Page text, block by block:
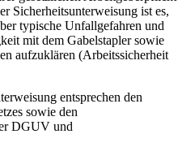
Sicherheitsunterweisung ist es,
typische Unfallgefahren und
mit dem Gabelstapler sowie
aufzuklären (Arbeitssicherheit
entsprechen den
sowie den
DGUV und